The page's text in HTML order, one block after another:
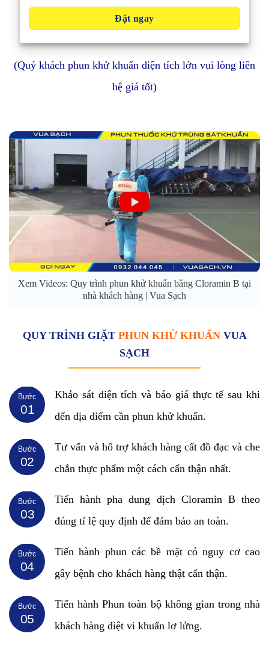
Đặt ngay
(Quý khách phun khử khuẩn diện tích lớn vui lòng liên
hệ giá tốt)
Xem Videos: Quy trình phun khử khuẩn bằng Cloramin B tại
nhà khách hàng | Vua Sạch
QUY TRÌNH GIẶT PHUN KHỬ KHUẨNVUA
SẠCH
01
Bước
Khảo sát diện tích và báo giá thực tế sau khi
đến địa điểm cần phun khử khuẩn.
02
Bước
Tư vấn và hổ trợ khách hàng cất đồ đạc và che
chắn thực phẩm một cách cẩn thận nhất.
03
Bước
Tiến hành pha dung dịch Cloramin B theo
đúng tỉ lệ quy định để đảm bảo an toàn.
04
Bước
Tiến hành phun các bề mặt có nguy cơ cao
gây bệnh cho khách hàng thật cẩn thận.
05
Bước
Tiến hành Phun toàn bộ không gian trong nhà
khách hàng diệt vi khuẩn lơ lửng.